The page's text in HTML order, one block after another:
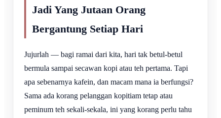
Jadi Yang Jutaan Orang
Bergantung Setiap Hari
Jujurlah — bagi ramai dari kita, hari tak betul-betul
bermula sampai secawan kopi atau teh pertama. Tapi
apa sebenarnya kafein, dan macam mana ia berfungsi?
Sama ada korang pelanggan kopitiam tetap atau
peminum teh sekali-sekala, ini yang korang perlu tahu